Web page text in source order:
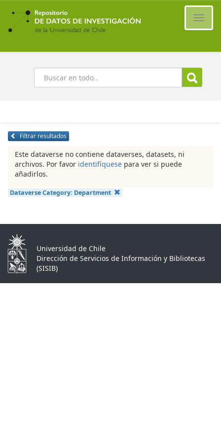
Ir
contenido
principal
Buscar
Filtrar resultados
Este dataverse no contiene dataverses, datasets, ni
archivos. Por favor identifíquese para ver si puede
añadirlos.
Dataverse Category: Department
Universidad de Chile
Dirección de Servicios de Información y Bibliotecas
(SISIB)